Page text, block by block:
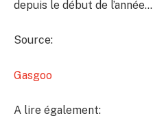
depuis le début de l’année…
Source:
Gasgoo
A lire également: